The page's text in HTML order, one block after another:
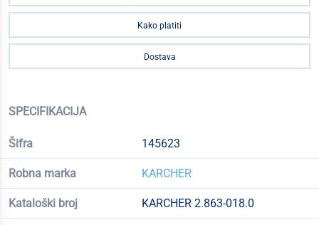
Kako platiti
Dostava
SPECIFIKACIJA
Šifra 145623
Robna marka KARCHER
Kataloški broj KARCHER 2.863-018.0